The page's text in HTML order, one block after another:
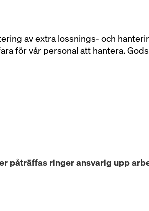
av extra lossnings- och
för vår personal att hantera.
påträffas ringer ansvarig upp